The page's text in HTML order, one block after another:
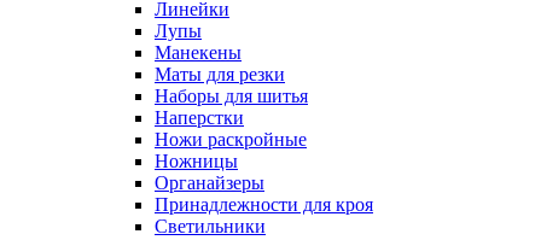
Линейки
Лупы
Манекены
Маты для резки
Наборы для шитья
Наперстки
Ножи раскройные
Ножницы
Органайзеры
Принадлежности для кроя
Светильники